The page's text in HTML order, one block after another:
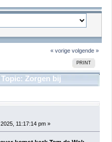
« vorige volgende »
PRINT
Topic: Zorgen bij
kerk Tom de Wal:
van zijn uitsprakenâ€™
11:17:14 pm »